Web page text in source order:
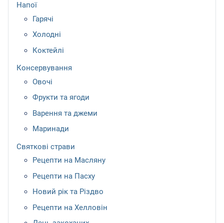
Напої
Гарячі
Холодні
Коктейлі
Консервування
Овочі
Фрукти та ягоди
Варення та джеми
Маринади
Святкові страви
Рецепти на Масляну
Рецепти на Пасху
Новий рік та Різдво
Рецепти на Хелловін